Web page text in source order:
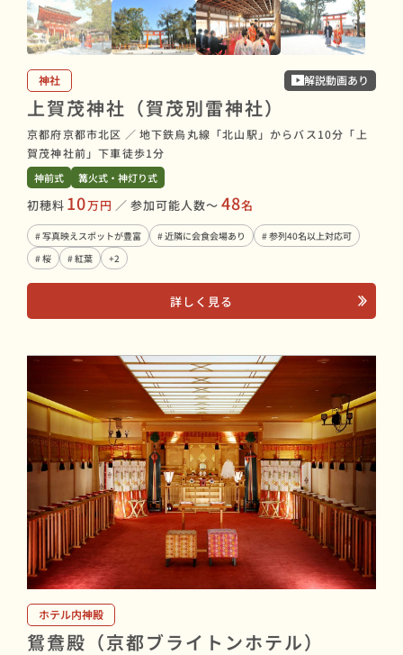
神社 解説動画あり
上賀茂神社（賀茂別雷神社）
京都府京都市北区 ／ 地下鉄烏丸線「北山駅」からバス10分「上
賀茂神社前」下車徒歩1分
神前式 篝火式・神灯り式
初穂料 10万円 ／ 参加可能人数〜 48名
# 写真映えスポットが豊富 # 近隣に会食会場あり
# 参列40名以上対応可
# 桜
# 紅葉 +2
詳しく見る
ホテル内神殿
鴛鴦殿（京都ブライトンホテル）